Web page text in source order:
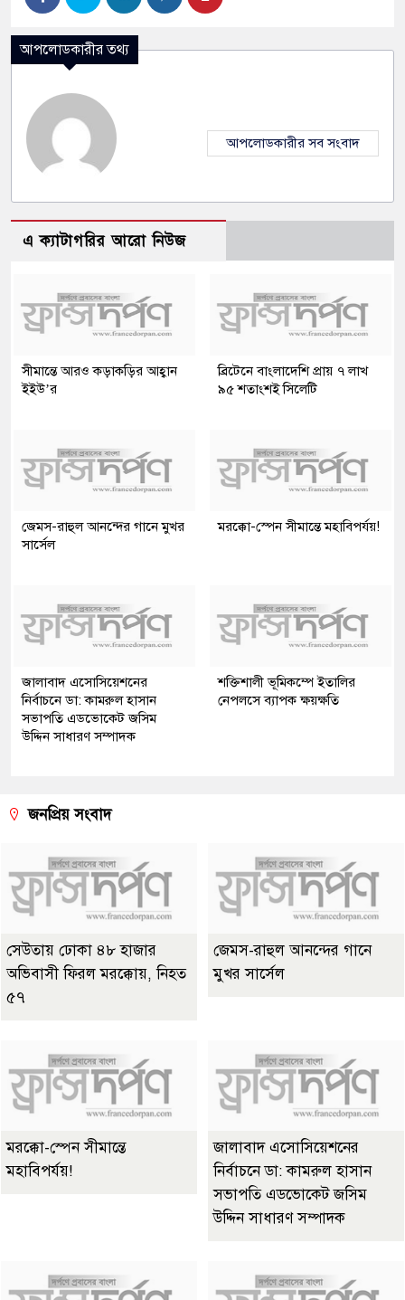
আপলোডকারীর তথ্য
আপলোডকারীর সব সংবাদ
এ ক্যাটাগরির আরো নিউজ
সীমান্তে আরও কড়াকড়ির আহ্বান
ইইউ’র
ব্রিটেনে বাংলাদেশি প্রায় ৭ লাখ
৯৫ শতাংশই সিলেটি
জেমস-রাহুল আনন্দের গানে মুখর
সার্সেল
মরক্কো-স্পেন সীমান্তে মহাবিপর্যয়!
জালাবাদ এসোসিয়েশনের
নির্বাচনে ডা: কামরুল হাসান
সভাপতি এডভোকেট জসিম
উদ্দিন সাধারণ সম্পাদক
শক্তিশালী ভূমিকম্পে ইতালির
নেপলসে ব্যাপক ক্ষয়ক্ষতি
জনপ্রিয় সংবাদ
সেউতায় ঢোকা ৪৮ হাজার
অভিবাসী ফিরল মরক্কোয়, নিহত
৫৭
জেমস-রাহুল আনন্দের গানে
মুখর সার্সেল
মরক্কো-স্পেন সীমান্তে
মহাবিপর্যয়!
জালাবাদ এসোসিয়েশনের
নির্বাচনে ডা: কামরুল হাসান
সভাপতি এডভোকেট জসিম
উদ্দিন সাধারণ সম্পাদক